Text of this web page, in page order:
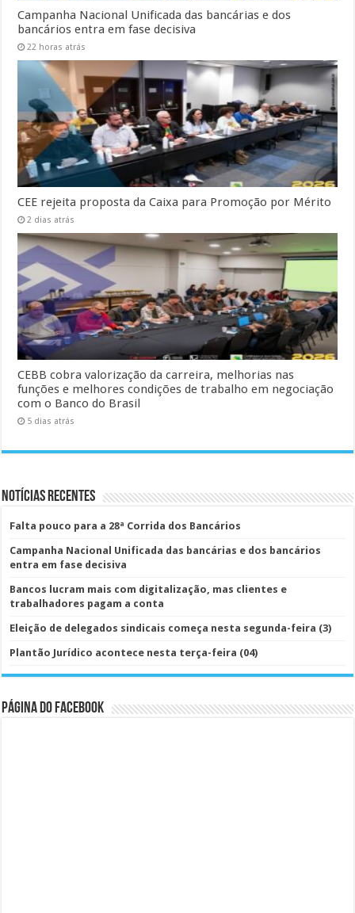
Campanha Nacional Unificada das bancárias e dos
bancários entra em fase decisiva
22 horas atrás
CEE rejeita proposta da Caixa para Promoção por Mérito
2 dias atrás
CEBB cobra valorização da carreira, melhorias nas
funções e melhores condições de trabalho em negociação
com o Banco do Brasil
5 dias atrás
Notícias Recentes
Falta pouco para a 28ª Corrida dos Bancários
Campanha Nacional Unificada das bancárias e dos bancários
entra em fase decisiva
Bancos lucram mais com digitalização, mas clientes e
trabalhadores pagam a conta
Eleição de delegados sindicais começa nesta segunda-feira (3)
Plantão Jurídico acontece nesta terça-feira (04)
Página do Facebook